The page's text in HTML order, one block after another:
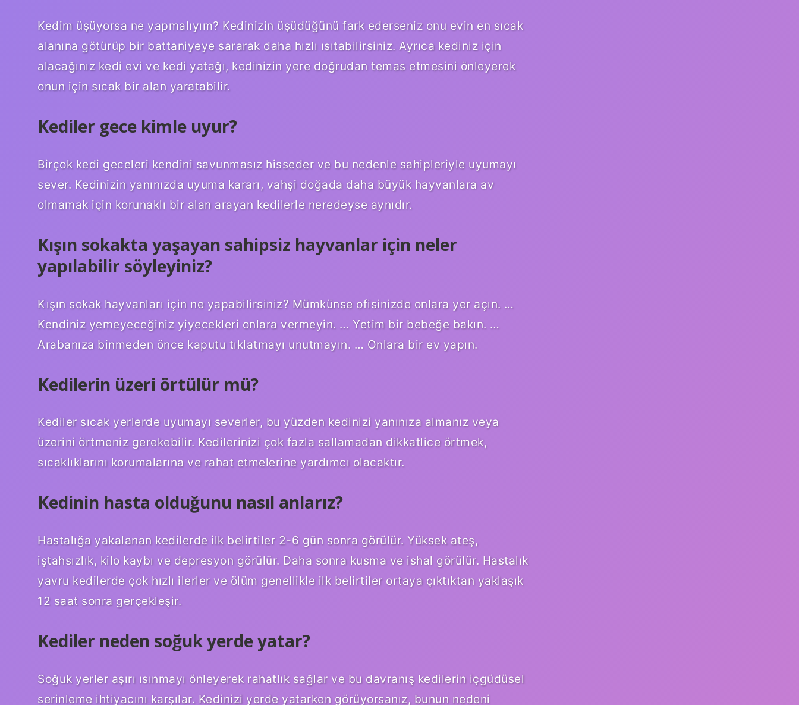
Kedim üşüyorsa ne yapmalıyım? Kedinizin üşüdüğünü fark ederseniz onu evin en sıcak
alanına götürüp bir battaniyeye sararak daha hızlı ısıtabilirsiniz. Ayrıca kediniz için
alacağınız kedi evi ve kedi yatağı, kedinizin yere doğrudan temas etmesini önleyerek
onun için sıcak bir alan yaratabilir.
Kediler gece kimle uyur?
Birçok kedi geceleri kendini savunmasız hisseder ve bu nedenle sahipleriyle uyumayı
sever. Kedinizin yanınızda uyuma kararı, vahşi doğada daha büyük hayvanlara av
olmamak için korunaklı bir alan arayan kedilerle neredeyse aynıdır.
Kışın sokakta yaşayan sahipsiz hayvanlar için neler
yapılabilir söyleyiniz?
Kışın sokak hayvanları için ne yapabilirsiniz? Mümkünse ofisinizde onlara yer açın. …
Kendiniz yemeyeceğiniz yiyecekleri onlara vermeyin. … Yetim bir bebeğe bakın. …
Arabanıza binmeden önce kaputu tıklatmayı unutmayın. … Onlara bir ev yapın.
Kedilerin üzeri örtülür mü?
Kediler sıcak yerlerde uyumayı severler, bu yüzden kedinizi yanınıza almanız veya
üzerini örtmeniz gerekebilir. Kedilerinizi çok fazla sallamadan dikkatlice örtmek,
sıcaklıklarını korumalarına ve rahat etmelerine yardımcı olacaktır.
Kedinin hasta olduğunu nasıl anlarız?
Hastalığa yakalanan kedilerde ilk belirtiler 2-6 gün sonra görülür. Yüksek ateş,
iştahsızlık, kilo kaybı ve depresyon görülür. Daha sonra kusma ve ishal görülür. Hastalık
yavru kedilerde çok hızlı ilerler ve ölüm genellikle ilk belirtiler ortaya çıktıktan yaklaşık
12 saat sonra gerçekleşir.
Kediler neden soğuk yerde yatar?
Soğuk yerler aşırı ısınmayı önleyerek rahatlık sağlar ve bu davranış kedilerin içgüdüsel
serinleme ihtiyacını karşılar. Kedinizi yerde yatarken görüyorsanız, bunun nedeni